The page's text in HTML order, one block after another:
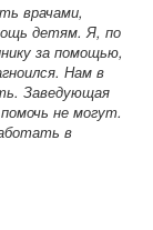
врачами,
детям. Я, по
за помощью,
Нам в
Заведующая
не могут.
в